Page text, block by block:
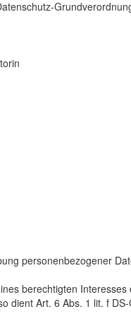
personenbezogener
berechtigten
dient Art. 6 Abs. 1 lit. f